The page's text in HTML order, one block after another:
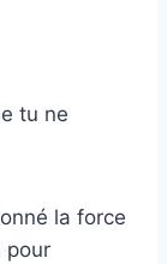
tu ne
la force
pour